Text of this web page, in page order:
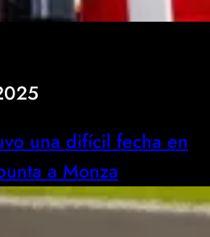
una difícil fecha en
a Monza